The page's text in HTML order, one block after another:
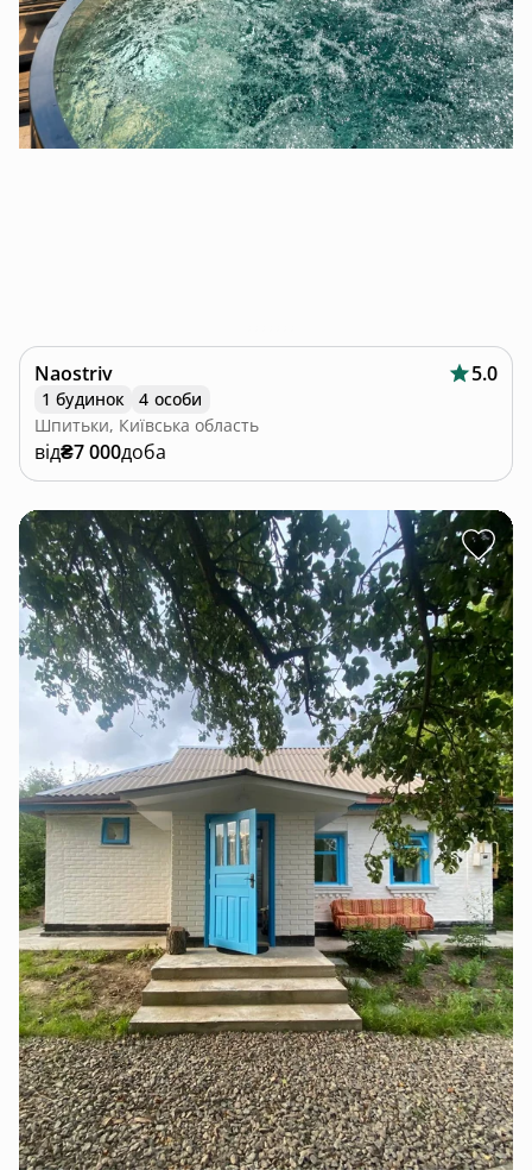
Naostriv 5.0
1 будинок
4 особи
Шпитьки, Київська область
від₴7 000доба